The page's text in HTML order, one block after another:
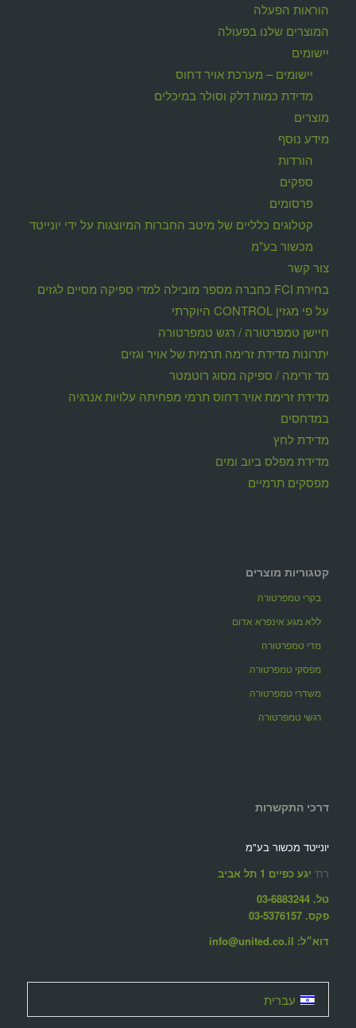
הוראות הפעלה
המוצרים שלנו בפעולה
יישומים
יישומים – מערכת אויר דחוס
מדידת כמות דלק וסולר במיכלים
מוצרים
מידע נוסף
הורדות
ספקים
פרסומים
קטלוגים כלליים של מיטב החברות המיוצגות על ידי יונייטד
מכשור בע"מ
צור קשר
בחירת FCI כחברה מספר מובילה למדי ספיקה מסיים לגזים
על פי מגזין CONTROL היוקרתי
חיישן טמפרטורה / רגש טמפרטורה
יתרונות מדידת זרימה תרמית של אויר וגזים
מד זרימה / ספיקה מסוג רוטמטר
מדידת זרימת אויר דחוס תרמי מפחיתה עלויות אנרגיה
במדחסים
מדידת לחץ
מדידת מפלס ביוב ומים
מפסקים תרמיים
קטגוריות מוצרים
בקרי טמפרטורה
ללא מגע אינפרא אדום
מדי טמפרטורה
מפסקי טמפרטורה
משדרי טמפרטורה
רגשי טמפרטורה
דרכי התקשרות
יונייטד מכשור בע"מ
רח' יגע כפיים 1 תל אביב
טל. 03-6883244
פקס. 03-5376157
דוא״ל: info@united.co.il
עברית